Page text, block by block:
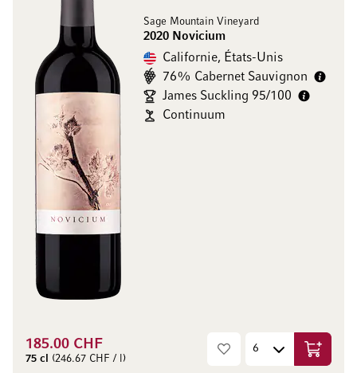
Sage Mountain Vineyard
2020 Novicium
Californie, États-Unis
76% Cabernet Sauvignon
James Suckling 95/100
Continuum
185.00 CHF
75 cl (246.67 CHF / l) Ajouter